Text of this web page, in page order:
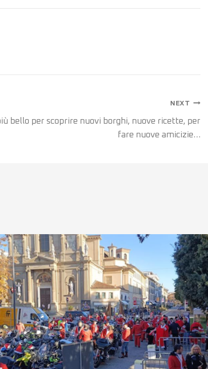
NEXT
bello per scoprire nuovi borghi, nuove ricette, per
fare nuove amicizie…